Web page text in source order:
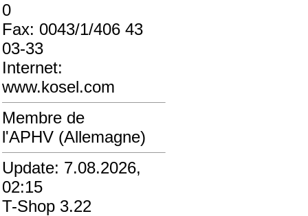
0
Fax: 0043/1/406 43
03-33
Internet:
www.kosel.com
Membre de
l'APHV (Allemagne)
Update: 7.08.2026,
02:15
T-Shop 3.22